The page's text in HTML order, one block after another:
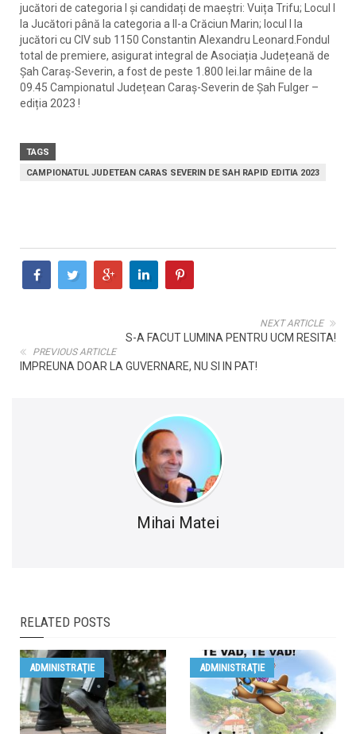
jucători de categoria I și candidați de maeștri: Vuița Trifu; Locul I
la Jucători până la categoria a II-a Crăciun Marin; locul I la
jucători cu CIV sub 1150 Constantin Alexandru Leonard.Fondul
total de premiere, asigurat integral de Asociația Județeană de
Șah Caraș-Severin, a fost de peste 1.800 lei.Iar mâine de la
09.45 Campionatul Județean Caraș-Severin de Șah Fulger –
ediția 2023 !
TAGS
CAMPIONATUL JUDETEAN CARAS SEVERIN DE SAH RAPID EDITIA 2023
NEXT ARTICLE
S-A FACUT LUMINA PENTRU UCM RESITA!
PREVIOUS ARTICLE
IMPREUNA DOAR LA GUVERNARE, NU SI IN PAT!
Mihai Matei
RELATED POSTS
ADMINISTRAŢIE ADMINISTRAŢIE